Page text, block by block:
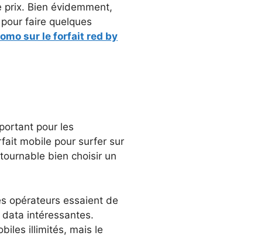
Bien évidemment,
faire quelques
sur le forfait red by
pour les
mobile pour surfer sur
bien choisir un
opérateurs essaient de
intéressantes.
illimités, mais le